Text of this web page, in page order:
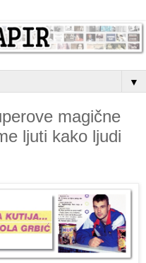
▼
magične
ljuti kako ljudi